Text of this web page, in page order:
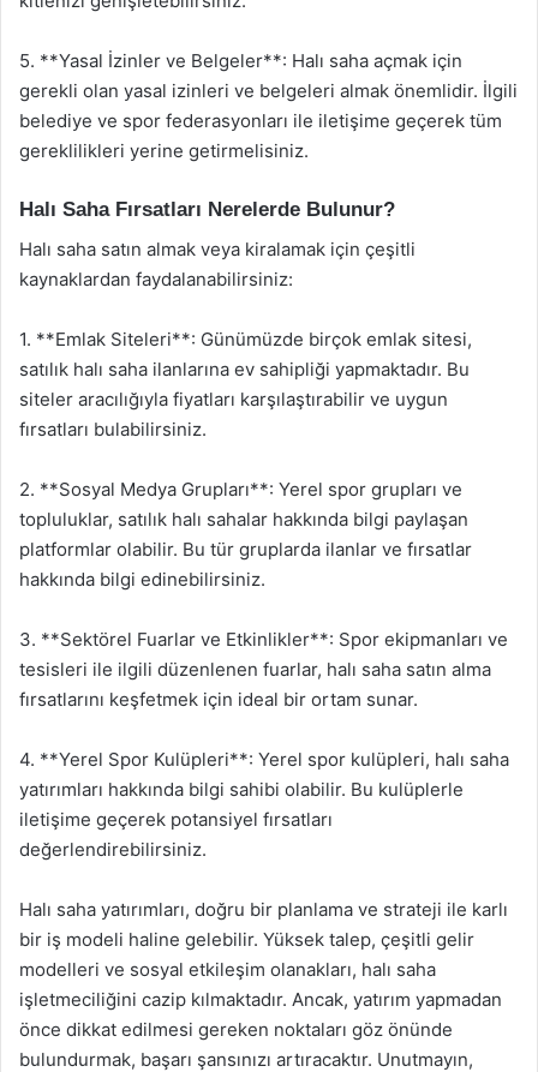
5. **Yasal İzinler ve Belgeler**: Halı saha açmak için
gerekli olan yasal izinleri ve belgeleri almak önemlidir. İlgili
belediye ve spor federasyonları ile iletişime geçerek tüm
gereklilikleri yerine getirmelisiniz.
Halı Saha Fırsatları Nerelerde Bulunur?
Halı saha satın almak veya kiralamak için çeşitli
kaynaklardan faydalanabilirsiniz:
1. **Emlak Siteleri**: Günümüzde birçok emlak sitesi,
satılık halı saha ilanlarına ev sahipliği yapmaktadır. Bu
siteler aracılığıyla fiyatları karşılaştırabilir ve uygun
fırsatları bulabilirsiniz.
2. **Sosyal Medya Grupları**: Yerel spor grupları ve
topluluklar, satılık halı sahalar hakkında bilgi paylaşan
platformlar olabilir. Bu tür gruplarda ilanlar ve fırsatlar
hakkında bilgi edinebilirsiniz.
3. **Sektörel Fuarlar ve Etkinlikler**: Spor ekipmanları ve
tesisleri ile ilgili düzenlenen fuarlar, halı saha satın alma
fırsatlarını keşfetmek için ideal bir ortam sunar.
4. **Yerel Spor Kulüpleri**: Yerel spor kulüpleri, halı saha
yatırımları hakkında bilgi sahibi olabilir. Bu kulüplerle
iletişime geçerek potansiyel fırsatları
değerlendirebilirsiniz.
Halı saha yatırımları, doğru bir planlama ve strateji ile karlı
bir iş modeli haline gelebilir. Yüksek talep, çeşitli gelir
modelleri ve sosyal etkileşim olanakları, halı saha
işletmeciliğini cazip kılmaktadır. Ancak, yatırım yapmadan
önce dikkat edilmesi gereken noktaları göz önünde
bulundurmak, başarı şansınızı artıracaktır. Unutmayın,